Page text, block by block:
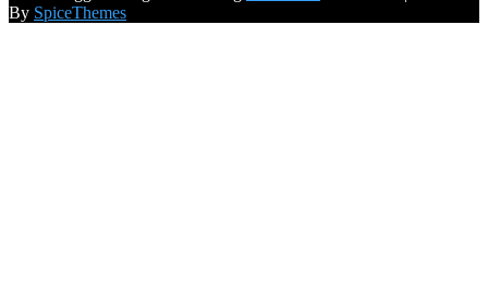
By SpiceThemes